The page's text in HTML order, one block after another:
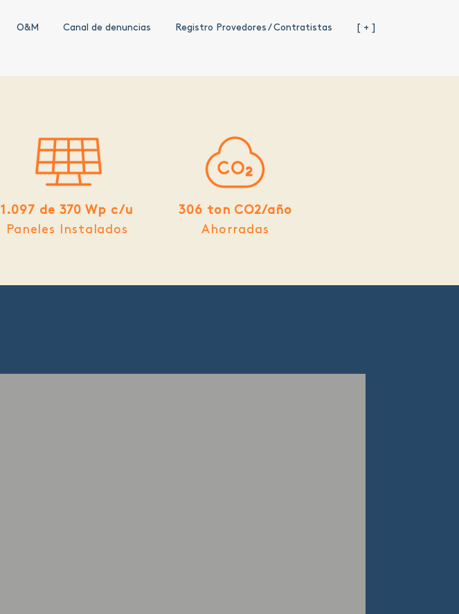
O&M Canal de denuncias Registro Provedores / Contratistas [ + ]
1.097 de 370 Wp c/u
Paneles Instalados
306 ton CO2/año
Ahorradas